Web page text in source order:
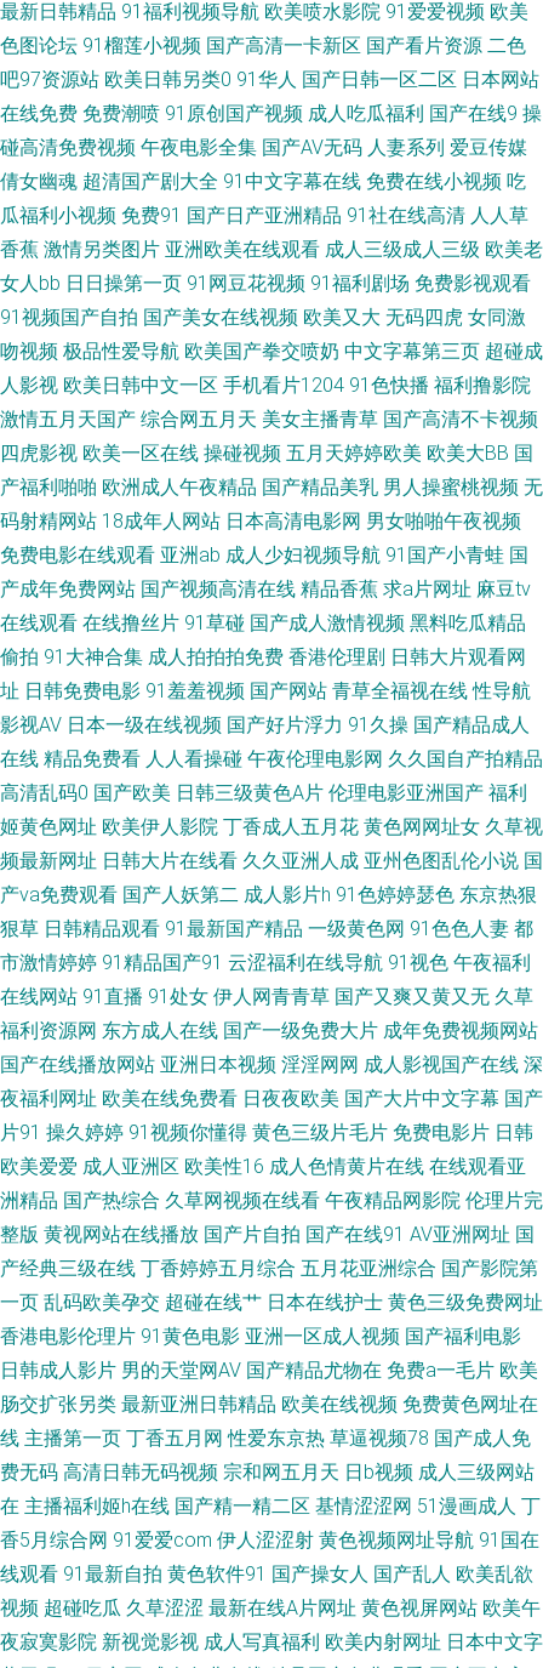
草人人精品 欧美色中色影视 深夜福利传媒精品 51在线视频导航 99爱国产 成
人大香蕉电影 九九福利社 伊人婷婷色香五月 岛国午夜在线 久久超踫人人 91
啦九色绿帽 大香蕉资源共享 久久深夜视频 日韩戍人一级 91变态软件 操逼福
超碰人妻偷拍 午夜男人的天堂 97青青 黄色成人18 人人操欧美精品 亚洲情色
图网站 99福利导航 国产成人在线日韩 老司机瑟瑟导航 最新最全AV影院 超碰
欧美色中色 91精品视频网 另类海角专区 草草福利视频导航 日本3级电影性
交 91美女足交麻豆 国产白丝探花 另类Av色五月 日韩肏逼无码 香蕉网站在线
欧美中文视频 久久夜av 亚州色区 97人人 午夜欧美伦 91视频观看 国产搡女
人高潮 欧美ssswww 天美传媒毛片 91社地址 成人天堂网 免费观看国产视频
青青草99热 91在线播放视频 九九国产热 欧美性爰aa 91精品网 国产第92页
另类图片亚洲色图 日韩三级毛片 WWW性欧美 激情福利社 日本69视频 午夜
影院6018 91给我女成人 人妻伊人大香蕉 黄色超碰 1024成人网 草莓视频网
站18 黑丝袜被捅内射 日本理论53水 91n女处 抖阴在线免费观看 另类激情 天
堂青青草 午夜日韩免费a 91偷拍探花网站 激情狠狠撸 日韩精品区 国产欧美
日韩日逼 日韩A∨小电影 2026午夜伦理 大香蕉福利 久久大香蕉伊人 日韩无
人区电影 91刺激 国产极品久久 欧美成人性交 色色影院1区2区 97超碰亚洲
妖毛片A片 午夜av无码 国产福利导航第 人人操超 91中日在线 先锋色资源 日
韩综合另类 91午夜影院 国产欧美撸日韩 欧美三级专区 午夜另类成人AV 91
宅男在线 久草亭亭 97资原总站 久草资源网站 3级片普通话免费 国产人妖另
类在线 色色瑟瑟瑟 国产青草香蕉久久 午夜福利AV网站 国产91白丝 91视频
完整版 超碰香蕉网 天堂资源av 国产福利在线观看 欧美午夜激情影院 超碰91
资源站 九九一网站 三级www 91曰B 含羞草看片 午夜男人网站 99就要操逼
最新日韩精品 91福利视频导航 欧美喷水影院 91爱爱视频 欧美
色图论坛 91榴莲小视频 国产高清一卡新区 国产看片资源 二色
吧97资源站 欧美日韩另类0 91华人 国产日韩一区二区 日本网站
在线免费 免费潮喷 91原创国产视频 成人吃瓜福利 国产在线9 操
碰高清免费视频 午夜电影全集 国产AV无码 人妻系列 爱豆传媒
倩女幽魂 超清国产剧大全 91中文字幕在线 免费在线小视频 吃
瓜福利小视频 免费91 国产日产亚洲精品 91社在线高清 人人草
香蕉 激情另类图片 亚洲欧美在线观看 成人三级成人三级 欧美老
女人bb 日日操第一页 91网豆花视频 91福利剧场 免费影视观看
91视频国产自拍 国产美女在线视频 欧美又大 无码四虎 女同激
吻视频 极品性爱导航 欧美国产拳交喷奶 中文字幕第三页 超碰成
人影视 欧美日韩中文一区 手机看片1204 91色快播 福利撸影院
激情五月天国产 综合网五月天 美女主播青草 国产高清不卡视频
四虎影视 欧美一区在线 操碰视频 五月天婷婷欧美 欧美大BB 国
产福利啪啪 欧洲成人午夜精品 国产精品美乳 男人操蜜桃视频 无
码射精网站 18成年人网站 日本高清电影网 男女啪啪午夜视频
免费电影在线观看 亚洲ab 成人少妇视频导航 91国产小青蛙 国
产成年免费网站 国产视频高清在线 精品香蕉 求a片网址 麻豆tv
在线观看 在线撸丝片 91草碰 国产成人激情视频 黑料吃瓜精品
偷拍 91大神合集 成人拍拍拍免费 香港伦理剧 日韩大片观看网
址 日韩免费电影 91羞羞视频 国产网站 青草全福视在线 性导航
影视AV 日本一级在线视频 国产好片浮力 91久操 国产精品成人
在线 精品免费看 人人看操碰 午夜伦理电影网 久久国自产拍精品
高清乱码0 国产欧美 日韩三级黄色A片 伦理电影亚洲国产 福利
姬黄色网址 欧美伊人影院 丁香成人五月花 黄色网网址女 久草视
频最新网址 日韩大片在线看 久久亚洲人成 亚州色图乱伦小说 国
产va免费观看 国产人妖第二 成人影片h 91色婷婷瑟色 东京热狠
狠草 日韩精品观看 91最新国产精品 一级黄色网 91色色人妻 都
市激情婷婷 91精品国产91 云涩福利在线导航 91视色 午夜福利
在线网站 91直播 91处女 伊人网青青草 国产又爽又黄又无 久草
福利资源网 东方成人在线 国产一级免费大片 成年免费视频网站
国产在线播放网站 亚洲日本视频 淫淫网网 成人影视国产在线 深
夜福利网址 欧美在线免费看 日夜夜欧美 国产大片中文字幕 国产
片91 操久婷婷 91视频你懂得 黄色三级片毛片 免费电影片 日韩
欧美爱爱 成人亚洲区 欧美性16 成人色情黄片在线 在线观看亚
洲精品 国产热综合 久草网视频在线看 午夜精品网影院 伦理片完
整版 黄视网站在线播放 国产片自拍 国产在线91 AV亚洲网址 国
产经典三级在线 丁香婷婷五月综合 五月花亚洲综合 国产影院第
一页 乱码欧美孕交 超碰在线艹 日本在线护士 黄色三级免费网址
香港电影伦理片 91黄色电影 亚洲一区成人视频 国产福利电影
日韩成人影片 男的天堂网AV 国产精品尤物在 免费a一毛片 欧美
肠交扩张另类 最新亚洲日韩精品 欧美在线视频 免费黄色网址在
线 主播第一页 丁香五月网 性爱东京热 草逼视频78 国产成人免
费无码 高清日韩无码视频 宗和网五月天 日b视频 成人三级网站
在 主播福利姬h在线 国产精一精二区 基情涩涩网 51漫画成人 丁
香5月综合网 91爱爱com 伊人涩涩射 黄色视频网址导航 91国在
线观看 91最新自拍 黄色软件91 国产操女人 国产乱人 欧美乱欲
视频 超碰吃瓜 久草涩涩 最新在线A片网址 黄色视屏网站 欧美午
夜寂寞影院 新视觉影视 成人写真福利 欧美内射网址 日本中文字